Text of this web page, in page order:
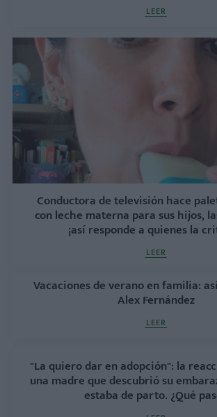
LEER
Conductora de televisión hace
con leche materna para sus hijos,
¡así responde a quienes la
LEER
Vacaciones de verano en familia:
Alex Fernández
LEER
"La quiero dar en adopción": la
una madre que descubrió su
estaba de parto. ¿Qué